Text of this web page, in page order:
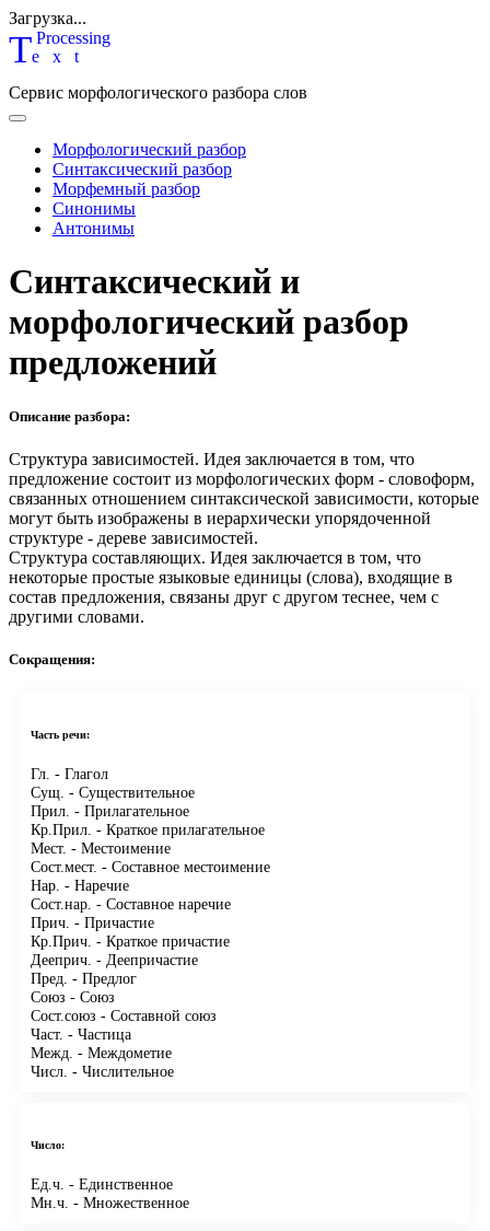
Загрузка...
Text
Processing
Сервис морфологического разбора слов
Морфологический разбор
Синтаксический разбор
Морфемный разбор
Синонимы
Антонимы
Синтаксический и
морфологический разбор
предложений
Описание разбора:
Структура зависимостей. Идея заключается в том, что
предложение состоит из морфологических форм - словоформ,
связанных отношением синтаксической зависимости, которые
могут быть изображены в иерархически упорядоченной
структуре - дереве зависимостей.
Структура составляющих. Идея заключается в том, что
некоторые простые языковые единицы (слова), входящие в
состав предложения, связаны друг с другом теснее, чем с
другими словами.
Сокращения:
Часть речи:
Гл. - Глагол
Сущ. - Существительное
Прил. - Прилагательное
Кр.Прил. - Краткое прилагательное
Мест. - Местоимение
Сост.мест. - Составное местоимение
Нар. - Наречие
Сост.нар. - Составное наречие
Прич. - Причастие
Кр.Прич. - Краткое причастие
Дееприч. - Деепричастие
Пред. - Предлог
Союз - Союз
Сост.союз - Составной союз
Част. - Частица
Межд. - Междометие
Числ. - Числительное
Число:
Ед.ч. - Единственное
Мн.ч. - Множественное